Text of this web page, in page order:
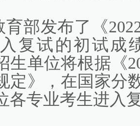
育部发布了《
复试的初试成
生单位将根据《
定》，在国家分
各专业考生进入